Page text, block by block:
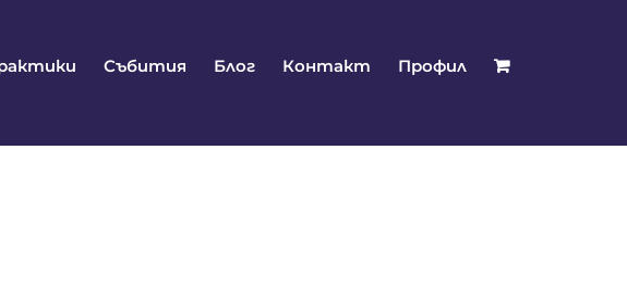
Събития Блог Контакт Профил